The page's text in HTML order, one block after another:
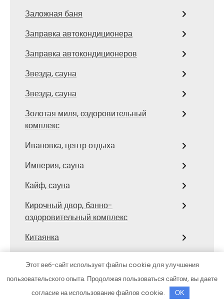
Заложная баня
Заправка автокондиционера
Заправка автокондиционеров
Звезда, сауна
Звезда, сауна
Золотая миля, оздоровительный
комплекс
Ивановка, центр отдыха
Империя, сауна
Кайф, сауна
Кирочный двор, банно-
оздоровительный комплекс
Китаянка
Комбинат здоровья, спортивно-
оздоровительный комплекс
Этот веб-сайт использует файлы cookie для улучшения
пользовательского опыта. Продолжая пользоваться сайтом, вы даете
согласие на использование файлов cookie.
OK